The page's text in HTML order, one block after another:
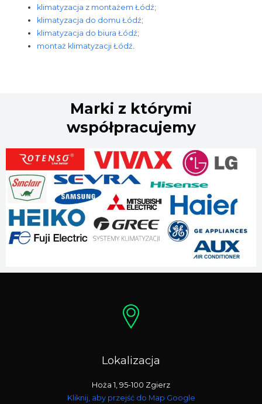
klimatyzacja z montażem Łódź;
klimatyzacja do domu Łódź;
klimatyzacja do biura Łódź;
montaż klimatyzacji Łódź.
Marki z którymi
współpracujemy
Lokalizacja
Hoża 1, 95-100 Zgierz
Kliknij, aby przejść do Map Google